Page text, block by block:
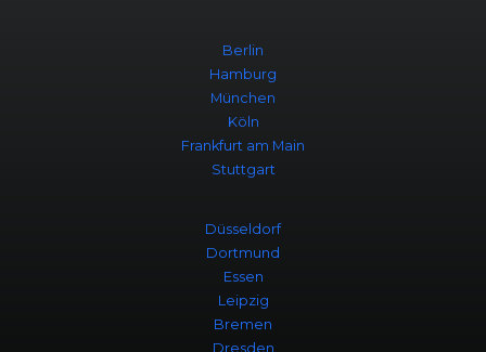
Berlin
Hamburg
München
Köln
Frankfurt am Main
Stuttgart
Düsseldorf
Dortmund
Essen
Leipzig
Bremen
Dresden